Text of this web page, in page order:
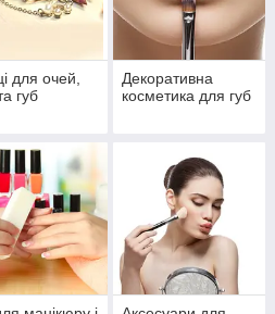
для очей,
губ
Декоративна
косметика для губ